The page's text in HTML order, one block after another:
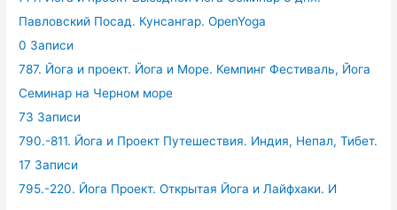
Павловский Посад. Кунсангар. OpenYoga
0 Записи
787. Йога и проект. Йога и Море. Кемпинг Фестиваль, Йога
Семинар на Черном море
73 Записи
790.-811. Йога и Проект Путешествия. Индия, Непал, Тибет.
17 Записи
795.-220. Йога Проект. Открытая Йога и Лайфхаки. И